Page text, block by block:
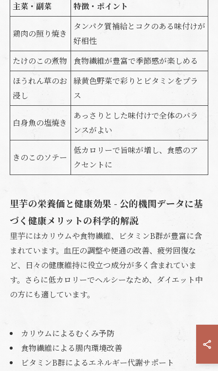
主菜・副菜 特徴・ポイント
鶏肉の照り焼き
タンパク質補給とコクのある味付けが
好相性
たけのこの煮物
食物繊維が豊富で季節感が楽しめる
ほうれん草のお
浸し
緑黄色野菜で彩りとビタミンをプラ
ス
白身魚の塩焼き
あっさりとした味付けで全体のバラ
ンスがよい
きのこのソテー
低カロリーで旨味が増し、食感のア
クセントに
里芋の栄養価と健康効果 - 公的機関データに基
づく健康メリットの科学的解説
里芋にはカリウムや食物繊維、ビタミンB群が豊富に含
まれています。血圧の調整や便通の改善、疲労回復な
ど、日々の健康維持に役立つ成分が多く含まれていま
す。さらに低カロリーでヘルシーなため、ダイエット中
の方にも適しています。
カリウムによるむくみ予防
食物繊維による腸内環境改善
ビタミンB群によるエネルギー代謝サポート